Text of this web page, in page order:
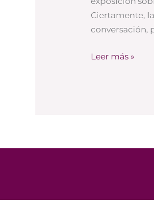
Ciertamente,
conversación,
Leer más »